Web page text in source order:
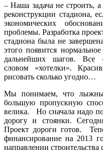
– Наша задача не строить,
реконструкции стадиона,
экономических
проблемы. Разработка
стадиона была не
этого появится
дальнейших шагов. Все
словом «хотелки».
рисовать сколько угодно…
Мы понимаем, что
большую пропускную
велика. Но сначала надо
дорогу и стоянки.
Проект дороги готов.
финансирование на 2013
направлении строительства